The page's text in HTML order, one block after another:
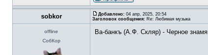
sobkor Добавлено: 04 апр, 2025, 20:54
Заголовок сообщения: Re: Любимая музыка
offline
СобКор
Ва-банкъ (А.Ф. Скляр) - Черное знамя